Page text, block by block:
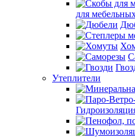
для
Утеплители